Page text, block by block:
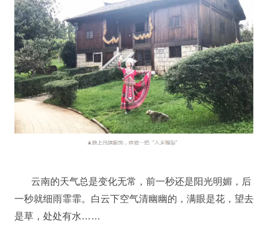
云南的天气总是变化无常，前一秒还是阳光明媚，后
一秒就细雨霏霏。白云下空气清幽幽的，满眼是花，望去
是草，处处有水……